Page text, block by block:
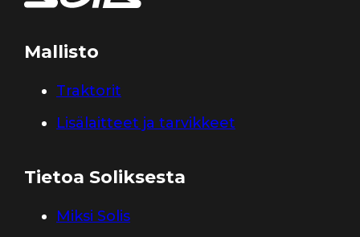
Mallisto
Traktorit
Lisälaitteet ja tarvikkeet
Tietoa Soliksesta
Miksi Solis